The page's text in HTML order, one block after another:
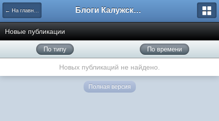
← На главную Блоги Калужского перекрестка
Новые публикации
По типу По времени
Новых публикаций не найдено.
Полная версия